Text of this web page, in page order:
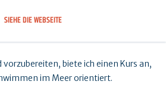
SIEHE DIE WEBSEITE
vorzubereiten, biete ich einen Kurs an,
im Meer orientiert.